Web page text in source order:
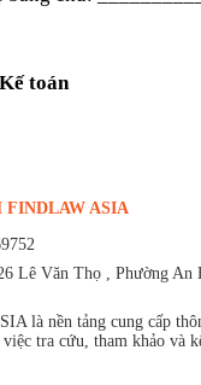
Kế toán
FINDLAW ASIA
Lê Văn Thọ , Phường An
là nền tảng cung cấp
việc tra cứu, tham khảo và